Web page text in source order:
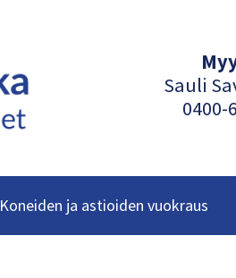
Sauli
0400-
Koneiden ja astioiden vuokraus